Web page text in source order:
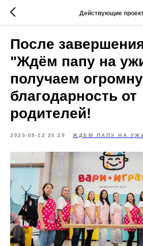
Действующие
После
"Ждём папу на
получаем
благодарность от
родителей!
2023-09-12 20:29 ЖДЕМ ПАПУ НА